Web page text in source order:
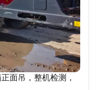
面吊，整机检测，